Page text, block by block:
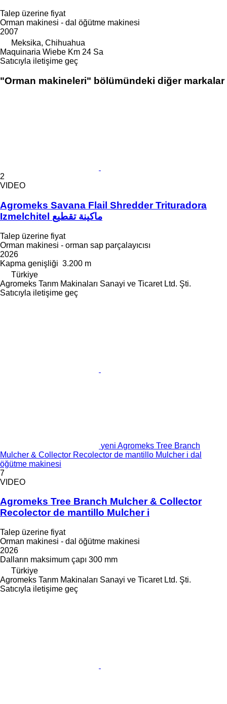
Talep üzerine fiyat
Orman makinesi - dal öğütme makinesi
2007
Meksika, Chihuahua
Maquinaria Wiebe Km 24 Sa
Satıcıyla iletişime geç
"Orman makineleri" bölümündeki diğer markalar
2
VIDEO
Agromeks Savana Flail Shredder Trituradora
Izmelchitel ماكينة تقطيع
Talep üzerine fiyat
Orman makinesi - orman sap parçalayıcısı
2026
Kapma genişliği 3.200 m
Türkiye
Agromeks Tarım Makinaları Sanayi ve Ticaret Ltd. Şti.
Satıcıyla iletişime geç
yeni Agromeks Tree Branch
Mulcher & Collector Recolector de mantillo Mulcher i dal
öğütme makinesi
7
VIDEO
Agromeks Tree Branch Mulcher & Collector
Recolector de mantillo Mulcher i
Talep üzerine fiyat
Orman makinesi - dal öğütme makinesi
2026
Dalların maksimum çapı 300 mm
Türkiye
Agromeks Tarım Makinaları Sanayi ve Ticaret Ltd. Şti.
Satıcıyla iletişime geç